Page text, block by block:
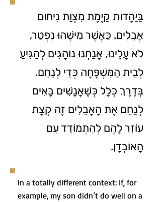
בַּיַּהֲדוּת קַיֶּמֶת מִצְוַת נִיחוּם
אֲבֵלִים. כַּאֲשֶׁר מִישֶׁהוּ נִפְטַר,
לֹא עָלֵינוּ, אֲנַחְנוּ נוֹהֲגִים לְהַגִּיעַ
לְבֵית הַמִּשְׁפָּחָה כְּדֵי לְנַחֵם.
בְּדֶרֶךְ כְּלָל כְּשֶׁאֲנָשִׁים בָּאִים
לְנַחֵם אֶת הָאֲבֵלִים זֶה קְצָת
עוֹזֵר לָהֶם לְהִתְמוֹדֵד עִם
הָאוֺבְדָן.
In a totally different context: If, for
example, my son didn’t do well on a